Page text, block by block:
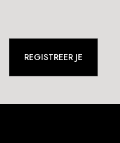
REGISTREER JE